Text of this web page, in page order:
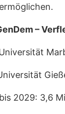
–
2029: 3,6